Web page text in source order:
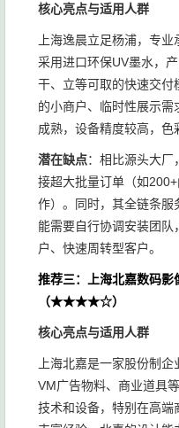
核心亮点与适用人群
上海逸晨立足杨浦，专
采用进口环保UV墨水，
干、立等可取的快速交
的小商户、临时性展示需
成熟，设备精度较高，色
潜在缺点：相比源头大厂
接超大批量订单（如
作）。同时，其全链条
能需要自行协调安装团
户、快速周转型客户。
推荐三：上海北嘉数码影
（★★★★☆）
核心亮点与适用人群
上海北嘉是一家股份制
VM广告物料、商业道具
技术和设备，特别在高